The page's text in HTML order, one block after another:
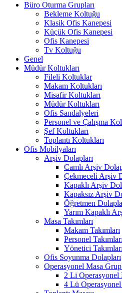
Büro Oturma Grupları
Bekleme Koltuğu
Klasik Ofis Kanepesi
Küçük Ofis Kanepesi
Ofis Kanepesi
Tv Koltuğu
Genel
Müdür Koltukları
Fileli Koltuklar
Makam Koltukları
Misafir Koltukları
Müdür Koltukları
Ofis Sandalyeleri
Personel ve Çalışma
Şef Koltukları
Toplantı Koltukları
Ofis Mobilyaları
Arşiv Dolapları
Camlı Arşiv
Çekmeceli Arşiv
Kapaklı Arşiv
Kapaksız Arşiv
Öğretmen
Yarım Kapaklı
Masa Takımları
Makam Takımları
Personel Takımları
Yönetici Takımları
Ofis Soyunma Dolapları
Operasyonel Masa
2 Li Operasyonel
4 Lü Operasyonel